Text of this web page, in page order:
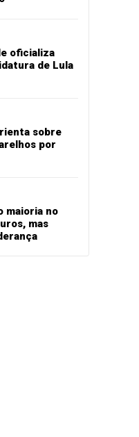
oficializa
de Lula
sobre
por
maioria no
mas